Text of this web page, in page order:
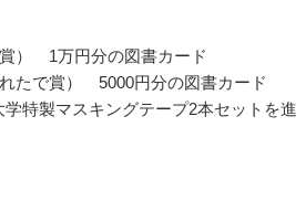
） 1万円分の図書カード
たで賞） 5000円分の図書カード
特製マスキングテープ2本セットを進